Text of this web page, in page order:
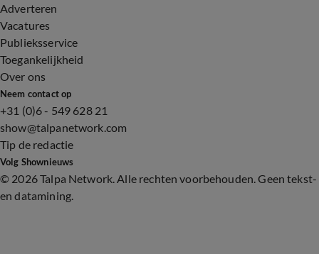
Adverteren
Vacatures
Publieksservice
Toegankelijkheid
Over ons
Neem contact op
+31 (0)6 - 549 628 21
show@talpanetwork.com
Tip de redactie
Volg Shownieuws
© 2026 Talpa Network. Alle rechten voorbehouden. Geen tekst-
en datamining.